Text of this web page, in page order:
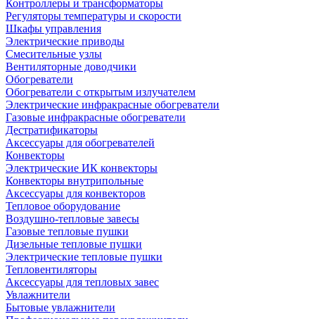
Контроллеры и трансформаторы
Регуляторы температуры и скорости
Шкафы управления
Электрические приводы
Смесительные узлы
Вентиляторные доводчики
Обогреватели
Обогреватели с открытым излучателем
Электрические инфракрасные обогреватели
Газовые инфракрасные обогреватели
Дестратификаторы
Аксессуары для обогревателей
Конвекторы
Электрические ИК конвекторы
Конвекторы внутрипольные
Аксессуары для конвекторов
Тепловое оборудование
Воздушно-тепловые завесы
Газовые тепловые пушки
Дизельные тепловые пушки
Электрические тепловые пушки
Тепловентиляторы
Аксессуары для тепловых завес
Увлажнители
Бытовые увлажнители